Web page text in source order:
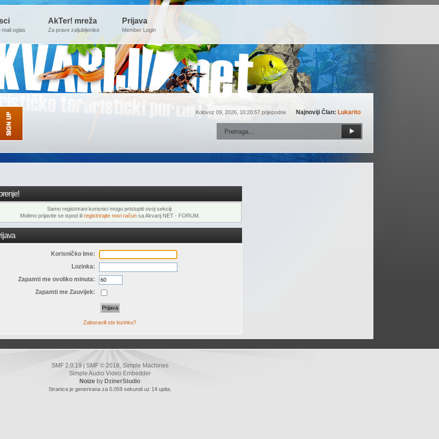
mali oglas
AkTer! mreža
Za prave zaljubljenike
Prijava
Member Login
Kolovoz 09, 2026, 10:20:57 prijepodne Najnoviji Član: Lukarito
Samo registrirani korisnici mogu pristupiti ovoj sekciji.
Molimo prijavite se ispod ili registrirajte novi računsa Akvarij NET - FORUM.
Korisničko Ime:
Lozinka:
Zapamti me ovoliko minuta:
Zapamti me Zauvijek:
Zaboravili ste lozinku?
SMF 2.0.19 SMF © 2018 Simple Machines
Simple Audio Video Embedder
Noize by DzinerStudio
Stranica je generirana za 0.059 sekundi uz 14 upita.